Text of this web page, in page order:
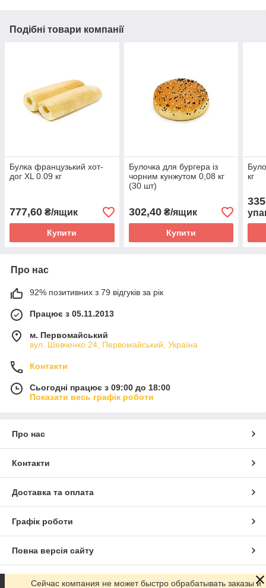
Подібні товари компанії
Булка французький хот-
дог XL 0.09 кг
777,60 ₴/ящик
Купити
Булочка для бургера із
чорним кунжутом 0,08 кг
(30 шт)
302,40₴/ящик
Купити
кг
Про нас
92% позитивних з 79 відгуків за рік
Працює з 05.11.2013
м. Первомайський
вул. Шевченко 24, Первомайський, Україна
Контакти
Сьогодні працює з 09:00 до 18:00
Показати весь графік роботи
Про нас
Контакти
Доставка та оплата
Графік роботи
Повна версія сайту
Сайт створено на маркетплейсі Prom.ua
Сейчас компания не может быстро обрабатывать заказы и